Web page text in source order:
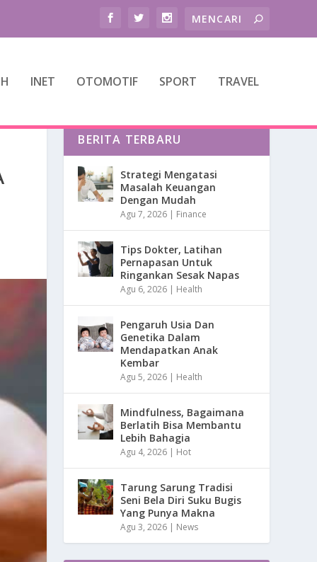
INET OTOMOTIF SPORT TRAVEL
BERITA TERBARU
Strategi Mengatasi
Masalah Keuangan
Dengan Mudah
Agu 7, 2026 | Finance
Tips Dokter, Latihan
Pernapasan Untuk
Ringankan Sesak Napas
Agu 6, 2026 | Health
Pengaruh Usia Dan
Genetika Dalam
Mendapatkan Anak
Kembar
Agu 5, 2026 | Health
Mindfulness, Bagaimana
Berlatih Bisa Membantu
Lebih Bahagia
Agu 4, 2026 | Hot
Tarung Sarung Tradisi
Seni Bela Diri Suku Bugis
Yang Punya Makna
Agu 3, 2026 | News